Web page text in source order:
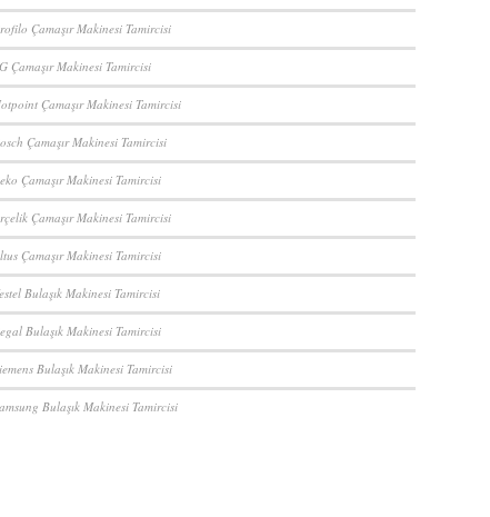
Çamaşır Makinesi Tamircisi
Çamaşır Makinesi Tamircisi
Çamaşır Makinesi Tamircisi
Çamaşır Makinesi Tamircisi
Çamaşır Makinesi Tamircisi
Çamaşır Makinesi Tamircisi
Çamaşır Makinesi Tamircisi
Bulaşık Makinesi Tamircisi
Bulaşık Makinesi Tamircisi
Bulaşık Makinesi Tamircisi
Bulaşık Makinesi Tamircisi